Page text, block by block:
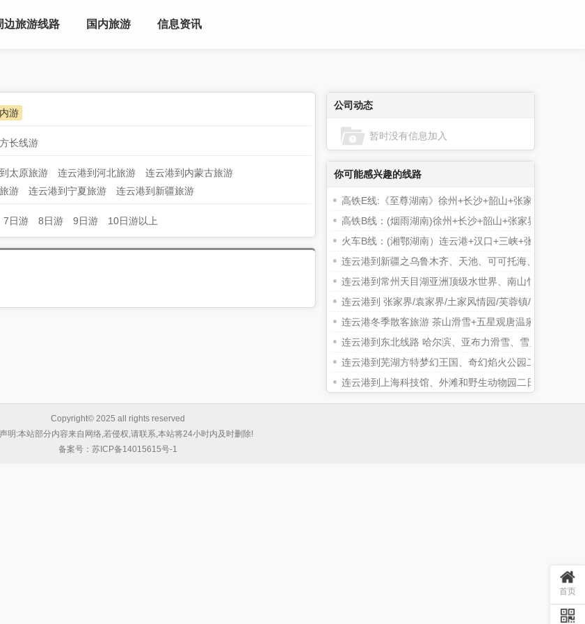
边旅游线路 国内旅游 信息资讯
游
长线游
太原旅游 连云港到河北旅游
连云港到内蒙古旅游
游 连云港到宁夏旅游 连云港到新疆旅游
7日游 8日游 9日游 10日游以上
公司动态
暂时没有信息加入
你可能感兴趣的线路
高铁E线:《至尊湖南》徐州+长沙+韶山+张家界+天门山
高铁B线：(烟雨湖南)徐州+长沙+韶山+张家界+黄龙洞+
火车B线：(湘鄂湖南）连云港+汉口+三峡+张家界+天门
连云港到新疆之乌鲁木齐、天池、可可托海、喀纳斯、
连云港到常州天目湖亚洲顶级水世界、南山竹海二日游
连云港到 张家界/袁家界/土家风情园/芙蓉镇/凤凰古城/
连云港冬季散客旅游 茶山滑雪+五星观唐温泉二日游
连云港到东北线路 哈尔滨、亚布力滑雪、雪乡农家乐双
连云港到芜湖方特梦幻王国、奇幻焰火公园二日游（赠
连云港到上海科技馆、外滩和野生动物园二日游
Copyright© 2025 all rights reserved
明:本站部分内容来自网络,若侵权,请联系,本站将24小时内及时删除!
备案号： 苏ICP备14015615号-1
首页